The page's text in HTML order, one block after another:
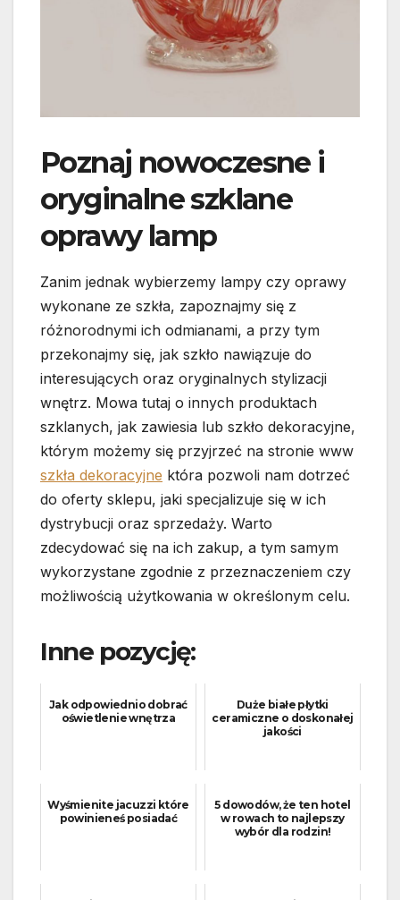
Poznaj nowoczesne i
oryginalne szklane
oprawy lamp
Zanim jednak wybierzemy lampy czy oprawy
wykonane ze szkła, zapoznajmy się z
różnorodnymi ich odmianami, a przy tym
przekonajmy się, jak szkło nawiązuje do
interesujących oraz oryginalnych stylizacji
wnętrz. Mowa tutaj o innych produktach
szklanych, jak zawiesia lub szkło dekoracyjne,
którym możemy się przyjrzeć na stronie www
szkła dekoracyjne która pozwoli nam dotrzeć
do oferty sklepu, jaki specjalizuje się w ich
dystrybucji oraz sprzedaży. Warto
zdecydować się na ich zakup, a tym samym
wykorzystane zgodnie z przeznaczeniem czy
możliwością użytkowania w określonym celu.
Inne pozycję:
Jak odpowiednio dobrać
oświetlenie wnętrza
Duże białe płytki
ceramiczne o doskonałej
jakości
Wyśmienite jacuzzi które
powinieneś posiadać
5 dowodów, że ten hotel
w rowach to najlepszy
wybór dla rodzin!